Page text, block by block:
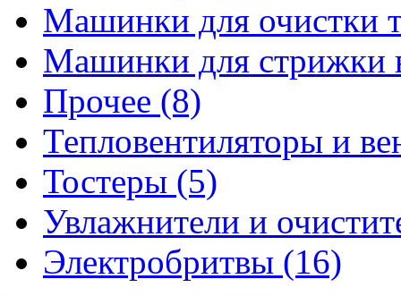
Машинки для очистки
Машинки для стрижки
Прочее (8)
Тепловентиляторы и
Тостеры (5)
Увлажнители и
Электробритвы (16)